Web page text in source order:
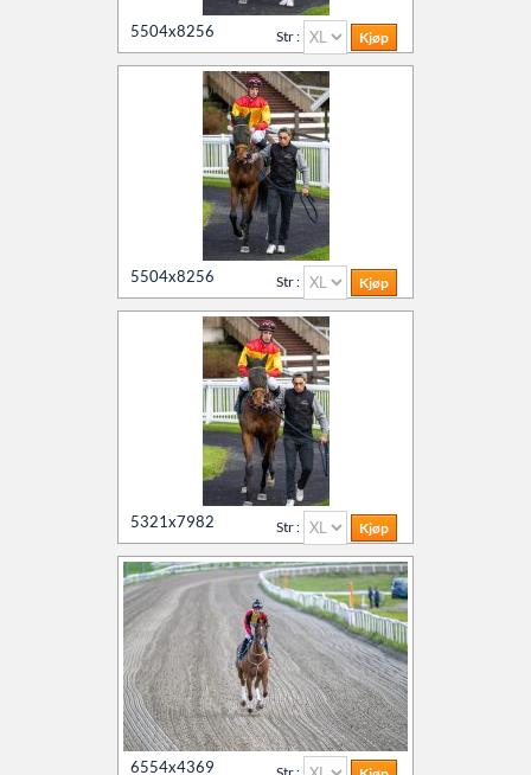
5504x8256 Str :
5504x8256 Str :
5321x7982 Str :
6554x4369 Str :